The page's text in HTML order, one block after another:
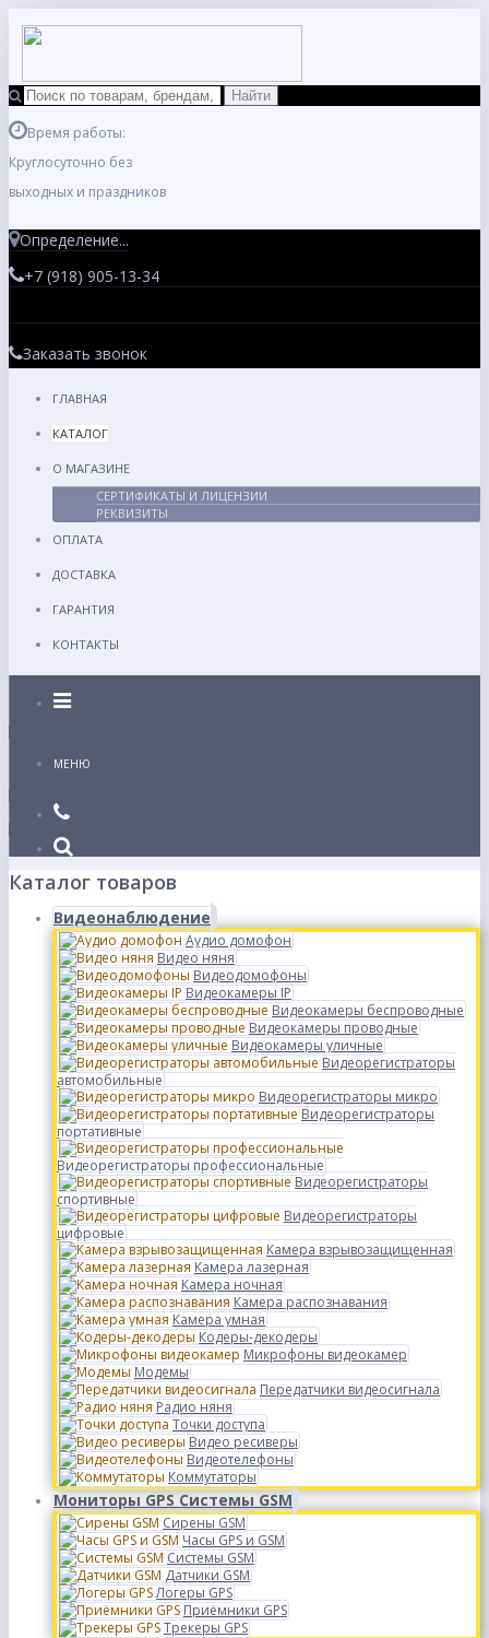
Время работы:
Круглосуточно без
выходных и праздников
Определение...
+7 (918) 905-13-34
Заказать звонок
ГЛАВНАЯ
КАТАЛОГ
О МАГАЗИНЕ
СЕРТИФИКАТЫ И ЛИЦЕНЗИИ
РЕКВИЗИТЫ
ОПЛАТА
ДОСТАВКА
ГАРАНТИЯ
КОНТАКТЫ
Каталог
МЕНЮ
Каталог товаров
Видеонаблюдение
Аудио домофон
Видео няня
Видеодомофоны
Видеокамеры IP
Видеокамеры беспроводные
Видеокамеры проводные
Видеокамеры уличные
Видеорегистраторы
автомобильные
Видеорегистраторы микро
Видеорегистраторы
портативные
Видеорегистраторы профессиональные
Видеорегистраторы
спортивные
Видеорегистраторы
цифровые
Камера взрывозащищенная
Камера лазерная
Камера ночная
Камера распознавания
Камера умная
Кодеры-декодеры
Микрофоны видеокамер
Модемы
Передатчики видеосигнала
Радио няня
Точки доступа
Видео ресиверы
Видеотелефоны
Коммутаторы
Мониторы GPS Системы GSM
Сирены GSM
Часы GPS и GSM
Системы GSM
Датчики GSM
Логеры GPS
Приёмники GPS
Трекеры GPS